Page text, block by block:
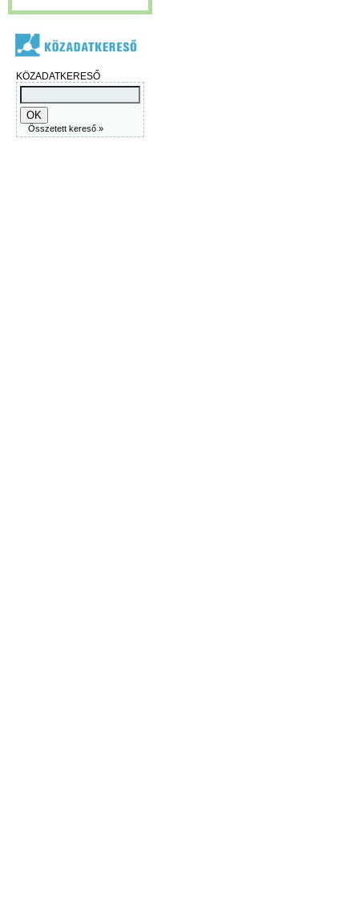
KÖZADATKERESŐ
Összetett kereső »